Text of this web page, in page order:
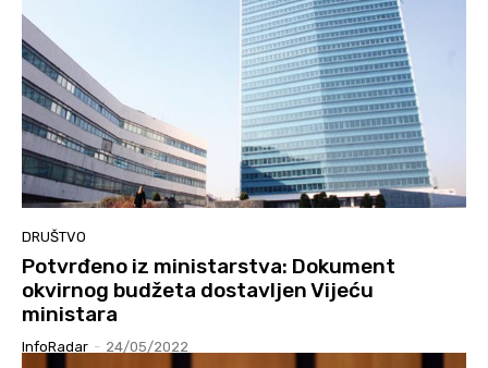
DRUŠTVO
Potvrđeno iz ministarstva: Dokument
okvirnog budžeta dostavljen Vijeću
ministara
InfoRadar - 24/05/2022